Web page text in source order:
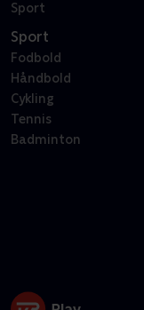
Sport
Sport
Fodbold
Håndbold
Cykling
Tennis
Badminton